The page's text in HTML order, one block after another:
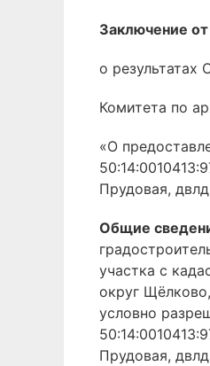
Заключение
о результатах
Комитета по
«О
Прудовая,
Общие
участка с
округ
условно
Прудовая,